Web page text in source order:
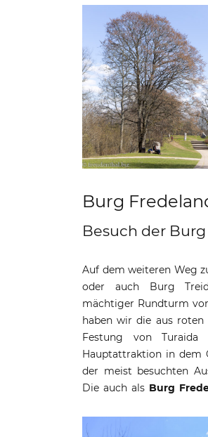
Burg
Besuch der
Auf dem weiteren Weg
oder auch Burg
mächtiger Rundturm
haben wir die aus
Festung von
Hauptattraktion in dem
der meist besuchten
Die auch als Burg